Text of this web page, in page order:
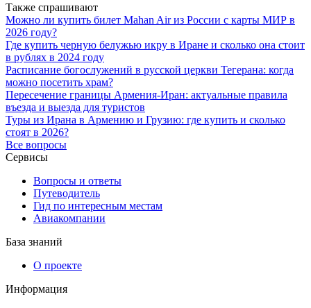
Также спрашивают
Можно ли купить билет Mahan Air из России с карты МИР в
2026 году?
Где купить черную белужью икру в Иране и сколько она стоит
в рублях в 2024 году
Расписание богослужений в русской церкви Тегерана: когда
можно посетить храм?
Пересечение границы Армения-Иран: актуальные правила
въезда и выезда для туристов
Туры из Ирана в Армению и Грузию: где купить и сколько
стоят в 2026?
Все вопросы
Сервисы
Вопросы и ответы
Путеводитель
Гид по интересным местам
Авиакомпании
База знаний
О проекте
Информация